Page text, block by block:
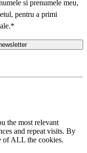
si prenumele meu,
pentru a primi
*
the most relevant
and repeat visits. By
of ALL the cookies.